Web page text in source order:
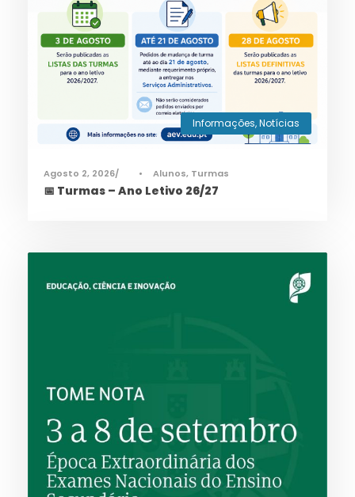
Informações,Notícias
Agosto 2, 2026 • Alunos, Turmas
📅 Turmas – Ano Letivo 26/27